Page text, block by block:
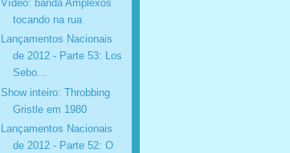
Vídeo: banda Amplexos
tocando na rua
Lançamentos Nacionais
de 2012 - Parte 53: Los
Sebo...
Show inteiro: Throbbing
Gristle em 1980
Lançamentos Nacionais
de 2012 - Parte 52: O